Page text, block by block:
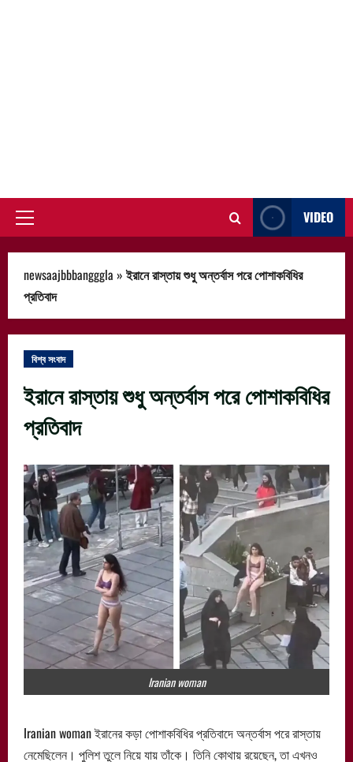
Primary
VIDEO
newsaajbbbangggla »ইরানে রাস্তায় শুধু অন্তর্বাস পরে পোশাকবিধির
প্রতিবাদ
বিশ্ব সংবাদ
ইরানে রাস্তায় শুধু অন্তর্বাস পরে পোশাকবিধির
প্রতিবাদ
Iranian woman
Iranian woman ইরানের কড়া পোশাকবিধির প্রতিবাদে অন্তর্বাস পরে রাস্তায়
নেমেছিলেন। পুলিশ তুলে নিয়ে যায় তাঁকে। তিনি কোথায় রয়েছেন, তা এখনও